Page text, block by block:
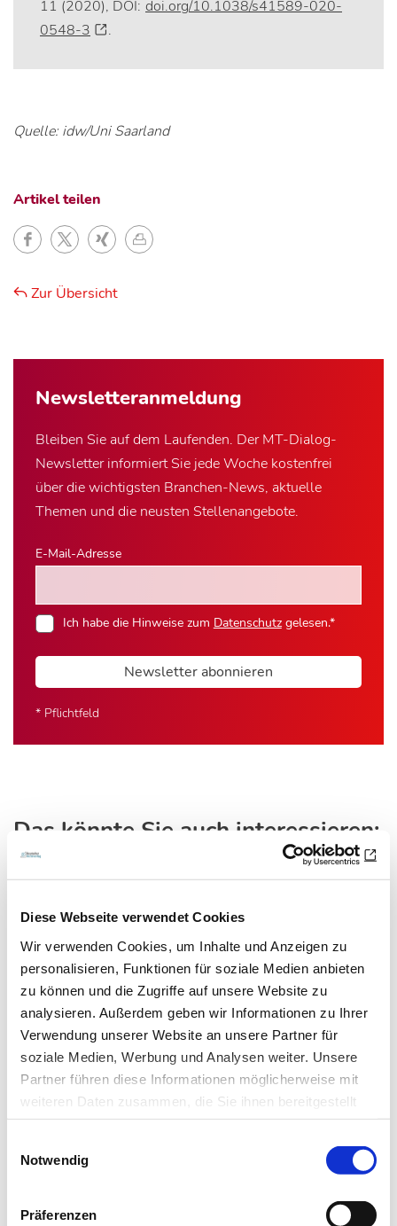
Diese Webseite verwendet Cookies
Wir verwenden Cookies, um Inhalte und Anzeigen zu
personalisieren, Funktionen für soziale Medien anbieten
zu können und die Zugriffe auf unsere Website zu
analysieren. Außerdem geben wir Informationen zu Ihrer
Verwendung unserer Website an unsere Partner für
soziale Medien, Werbung und Analysen weiter. Unsere
Partner führen diese Informationen möglicherweise mit
weiteren Daten zusammen, die Sie ihnen bereitgestellt
haben oder die sie im Rahmen Ihrer Nutzung der Dienste
Notwendig
Präferenzen
Newsletter­anmeldung
Bleiben Sie auf dem Laufenden. Der MT-Dialog-
Newsletter informiert Sie jede Woche kostenfrei
über die wichtigsten Branchen-News, aktuelle
Themen und die neusten Stellenangebote.
E-Mail-Adresse
Ich habe die Hinweise zum Datenschutzgelesen.*
Newsletter abonnieren
* Pflichtfeld
11 (2020), DOI: doi.org/10.1038/s41589-020-
0548-3
.
Quelle: idw/Uni Saarland
Artikel teilen
Zur Übersicht
Das könnte Sie auch interessieren:
Bakteriologie
Die unterschiedlichen Antibiotikaklassen haben